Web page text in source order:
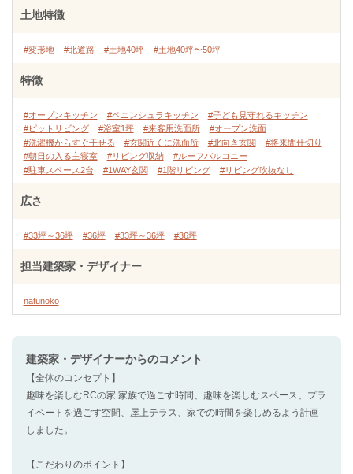
土地特徴
#変形地 #北道路 #土地40坪 #土地40坪〜50坪
特徴
#オープンキッチン #ペニンシュラキッチン
#子ども見守れるキッチン
#ピットリビング
#浴室1坪 #来客用洗面所
#オープン洗面
#洗濯機からすぐ干せる
#玄関近くに洗面所 #北向き玄関
#将来間仕切り
#朝日の入る主寝室
#リビング収納
#ルーフバルコニー
#駐車スペース2台
#1WAY玄関 #1階リビング #リビング吹抜なし
広さ
#33坪～36坪 #36坪 #33坪～36坪 #36坪
担当建築家・デザイナー
natunoko
建築家・デザイナーからのコメント
【全体のコンセプト】
趣味を楽しむRCの家 家族で過ごす時間、趣味を楽しむスペース、プラ
イベートを過ごす空間、屋上テラス、家での時間を楽しめるよう計画
しました。
【こだわりのポイント】